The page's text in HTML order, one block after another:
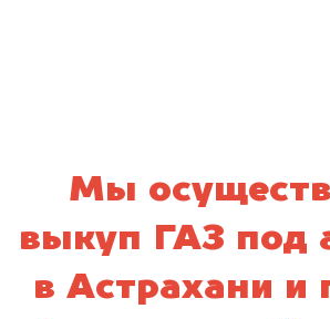
Мы
выкуп ГАЗ под
в Астрахани и